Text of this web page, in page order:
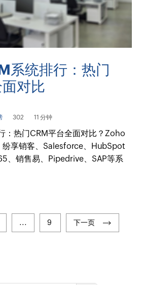
系统排行：热门
对比
302 11 分钟
：热门CRM平台全面对比？Zoho
享销客、Salesforce、HubSpot
、销售易、Pipedrive、SAP等系
... 9 下一页